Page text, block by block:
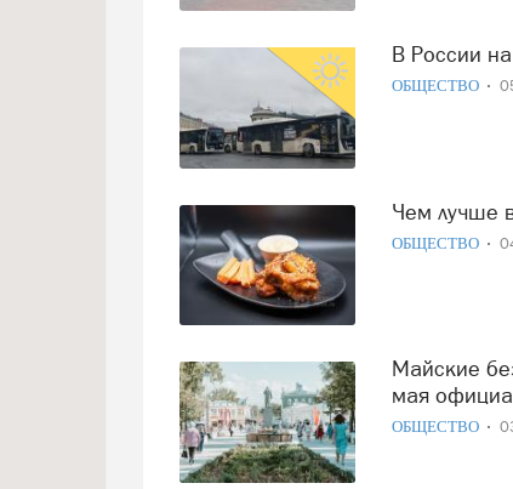
В России
ОБЩЕСТВО
Чем лучше
ОБЩЕСТВО
Майские без разрывов: депутат предложил сделать 1–9
мая
ОБЩЕСТВО